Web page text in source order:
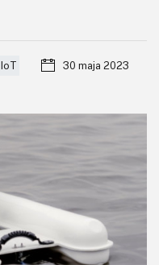
IoT
30 maja 2023